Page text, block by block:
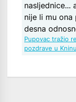
nasljednice...
nije li mu
desna
Pupovac tražio
pozdrave u Kninu